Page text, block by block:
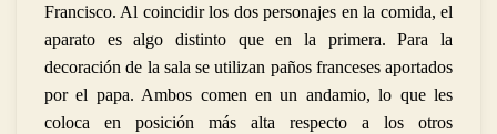
Francisco. Al coincidir los dos personajes en la comida, el
aparato es algo distinto que en la primera. Para la
decoración de la sala se utilizan paños franceses aportados
por el papa. Ambos comen en un andamio, lo que les
coloca en posición más alta respecto a los otros